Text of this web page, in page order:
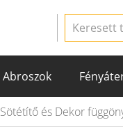
Abroszok
Sötétítő és Dekor